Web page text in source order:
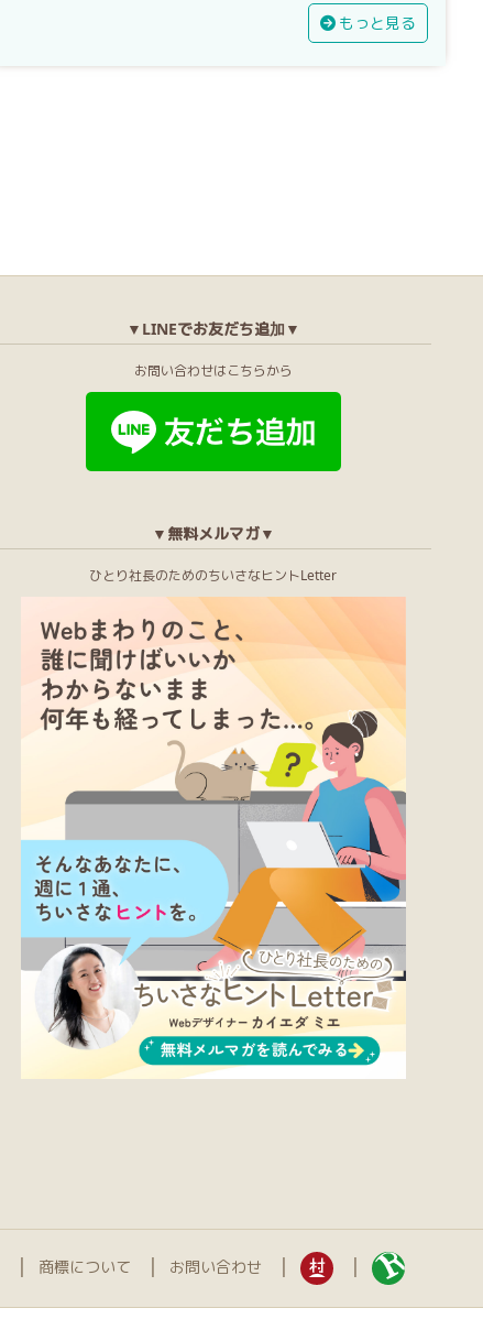
もっと見る
▼LINEでお友だち追加▼
お問い合わせはこちらから
▼無料メルマガ▼
ひとり社長のためのちいさなヒントLetter
商標について お問い合わせ